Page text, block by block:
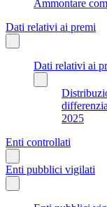
Ammontare
Dati relativi ai premi
Dati relativi ai
2025
Enti controllati
Enti pubblici vigilati